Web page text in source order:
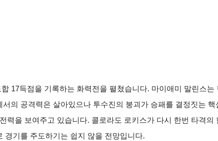
17득점을 기록하는 화력전을 펼쳤습니다. 마이애미 말린스
서의 공격력은 살아있으나 투수진의 붕괴가 승패를 결정짓는
력을 보여주고 있습니다. 콜로라도 로키스가 다시 한번 타격
경기를 주도하기는 쉽지 않을 전망입니다.